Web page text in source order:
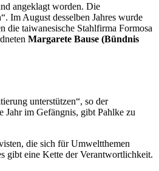
angeklagt worden. Die
Im August desselben Jahres wurde
die taiwanesische Stahlfirma Formosa
Margarete Bause (Bündnis
unterstützen“, so der
im Gefängnis, gibt Pahlke zu
die sich für Umweltthemen
gibt eine Kette der Verantwortlichkeit.